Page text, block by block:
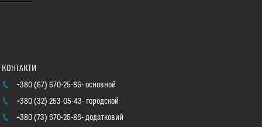
+380 (67) 670-25-86 основной
+380 (32) 253-05-43 городской
+380 (73) 670-25-86 додатковий